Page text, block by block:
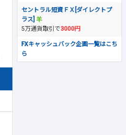
セントラル短資ＦＸ[ダイレクトプ
ラス]
5万通貨取引で3000円
FXキャッシュバック企画一覧はこち
ら